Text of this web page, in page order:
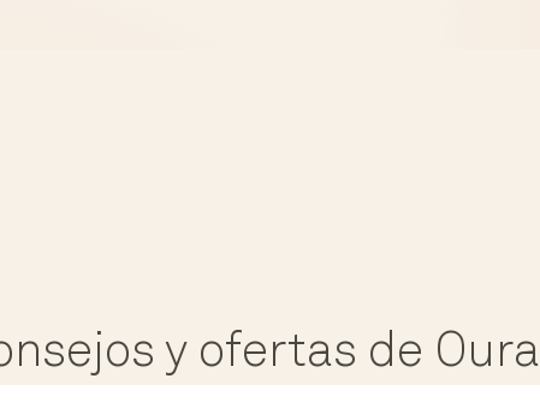
y ofertas de Oura